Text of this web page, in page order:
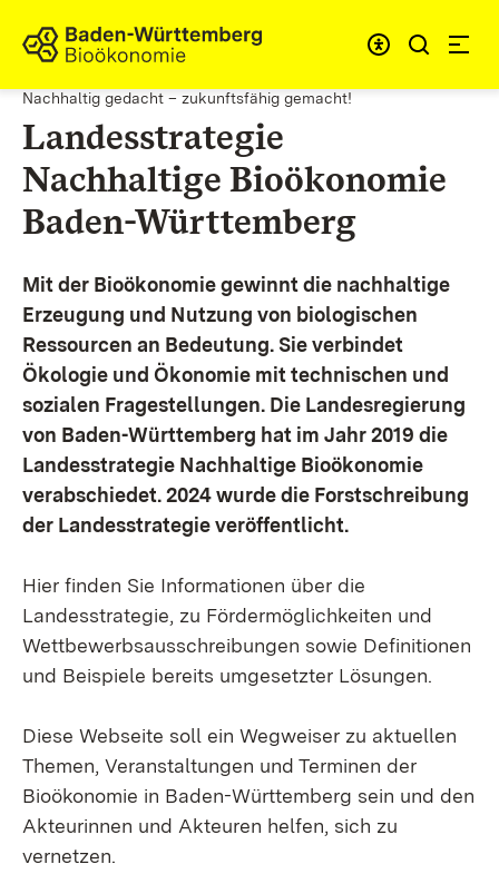
Zum Inhalt springen
Link zur Startseite
Nachhaltig gedacht – zukunftsfähig gemacht!
Landesstrategie
Nachhaltige Bioökonomie
Baden-Württemberg
Mit der Bioökonomie gewinnt die nachhaltige
Erzeugung und Nutzung von biologischen
Ressourcen an Bedeutung. Sie verbindet
Ökologie und Ökonomie mit technischen und
sozialen Fragestellungen. Die Landesregierung
von Baden-Württemberg hat im Jahr 2019 die
Landesstrategie Nachhaltige Bioökonomie
verabschiedet. 2024 wurde die Forstschreibung
der Landesstrategie veröffentlicht.
Hier finden Sie Informationen über die
Landesstrategie, zu Fördermöglichkeiten und
Wettbewerbsausschreibungen sowie Definitionen
und Beispiele bereits umgesetzter Lösungen.
Diese Webseite soll ein Wegweiser zu aktuellen
Themen, Veranstaltungen und Terminen der
Bioökonomie in Baden-Württemberg sein und den
Akteurinnen und Akteuren helfen, sich zu
vernetzen.